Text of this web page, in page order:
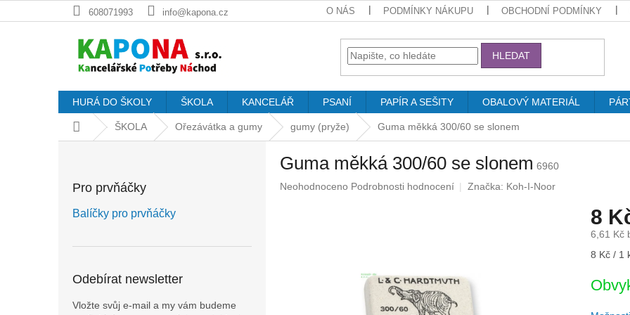
na
608071993 info@kapona.cz O NÁS PODMÍNKY NÁKUPU OBCHODNÍ PODMÍNKY
HLEDAT
HURÁ DO ŠKOLY ŠKOLA KANCELÁŘ PSANÍ PAPÍR A SEŠITY OBALOVÝ MATERIÁL
Domů ŠKOLA Ořezávátka a gumy gumy (pryže) Guma měkká 300/60 se slonem
Pro prvňáčky
Balíčky pro prvňáčky
Odebírat newsletter
Vložte svůj e-mail a my vám budeme
Guma měkká 300/60 se slonem 6960
Průměrné
Neohodnoceno Podrobnosti hodnocení Značka: Koh-I-Noor
8
6,61 Kč
Měrná
8 Kč / 1